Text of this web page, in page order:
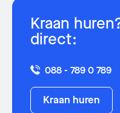
Over ons
Vestigingen
Kraan
direct:
088 - 789 0 789
Kraan huren